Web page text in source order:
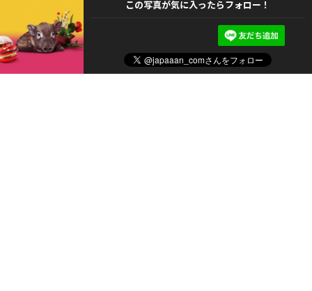
この写真が気に入ったらフォロー！